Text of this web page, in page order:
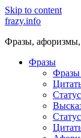
Skip to content
frazy.info
Фразы,
Фразы
Фразы